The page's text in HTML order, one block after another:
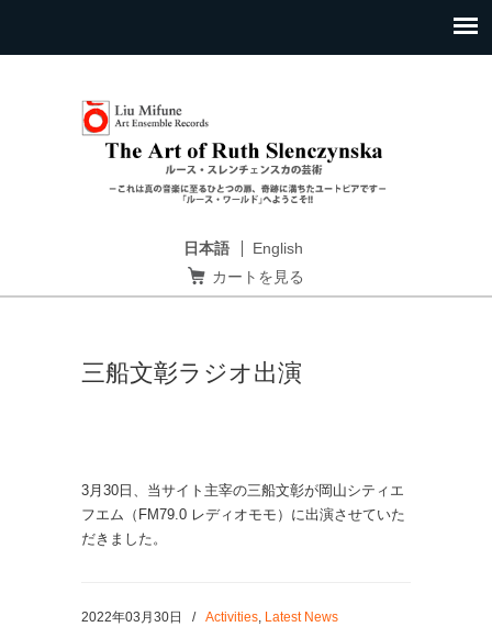
日本語
English
カートを見る
三船文彰ラジオ出演
3月30日、当サイト主宰の三船文彰が岡山シティエ
フエム（FM79.0 レディオモモ）に出演させていた
だきました。
2022年03月30日 / Activities, Latest News